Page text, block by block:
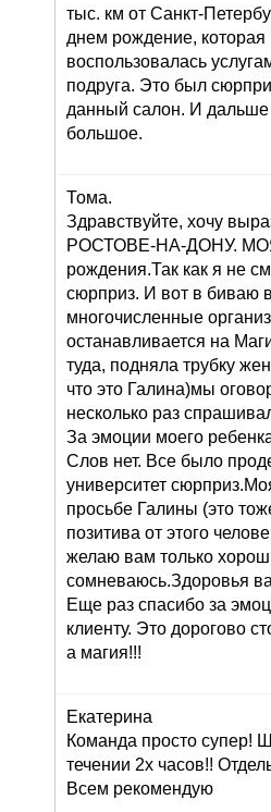
тыс. км от Санкт-
днем рождение,
воспользовалась
подруга. Это был
данный салон. И дальше
большое.
Тома.
Здравствуйте, хочу
РОСТОВЕ-НА-ДОНУ. МОЯ
рождения.Так как я не
сюрприз. И вот в биваю
многочисленные
останавливается на
туда, подняла трубку
что это Галина)мы
несколько раз
За эмоции моего
Слов нет. Все было
университет
просьбе Галины (это
позитива от этого
желаю вам только
сомневаюсь.Здоровья
Еще раз спасибо за
клиенту. Это дорогово
а магия!!!
Екатерина
Команда просто супер!
течении 2х часов!!
Всем рекомендую